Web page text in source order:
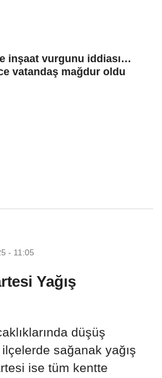
inşaat vurgunu iddiası…
vatandaş mağdur oldu
- 11:05
Yağış
düşüş
sağanak yağış
ise tüm kentte